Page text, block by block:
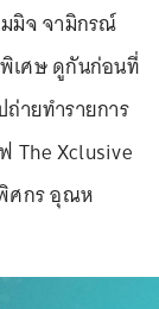
มิจ จามิกรณ์
เศษ ดูกันก่อนที่
ายทำรายการ
The Xclusive
ศกร อุณห